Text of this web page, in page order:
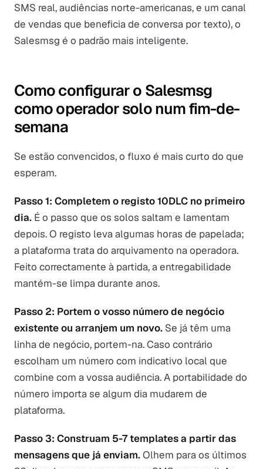
SMS real, audiências norte-americanas, e um canal
de vendas que beneficia de conversa por texto), o
Salesmsg é o padrão mais inteligente.
Como configurar o Salesmsg
como operador solo num fim-de-
semana
Se estão convencidos, o fluxo é mais curto do que
esperam.
Passo 1: Completem o registo 10DLC no primeiro
dia. É o passo que os solos saltam e lamentam
depois. O registo leva algumas horas de papelada;
a plataforma trata do arquivamento na operadora.
Feito correctamente à partida, a entregabilidade
mantém-se limpa durante anos.
Passo 2: Portem o vosso número de negócio
existente ou arranjem um novo. Se já têm uma
linha de negócio, portem-na. Caso contrário
escolham um número com indicativo local que
combine com a vossa audiência. A portabilidade do
número importa se algum dia mudarem de
plataforma.
Passo 3: Construam 5-7 templates a partir das
mensagens que já enviam.Olhem para os últimos